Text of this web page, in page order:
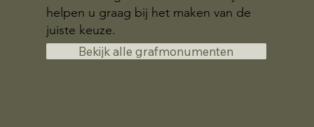
helpen u graag bij het maken van de
juiste keuze.
Bekijk alle grafmonumenten